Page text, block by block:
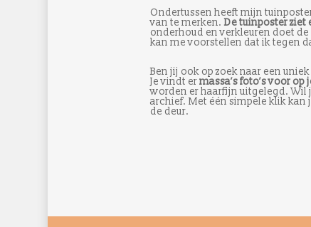
Ondertussen heeft mijn
van te merken.De tuinposter ziet
onderhoud en verkleuren doet
kan me voorstellen dat ik tegen
Ben jij ook op zoek naar een
Je vindt ermassa’s foto’s voor op
worden er haarfijn uitgelegd. Wil
archief. Met één simpele klik kan
de deur.